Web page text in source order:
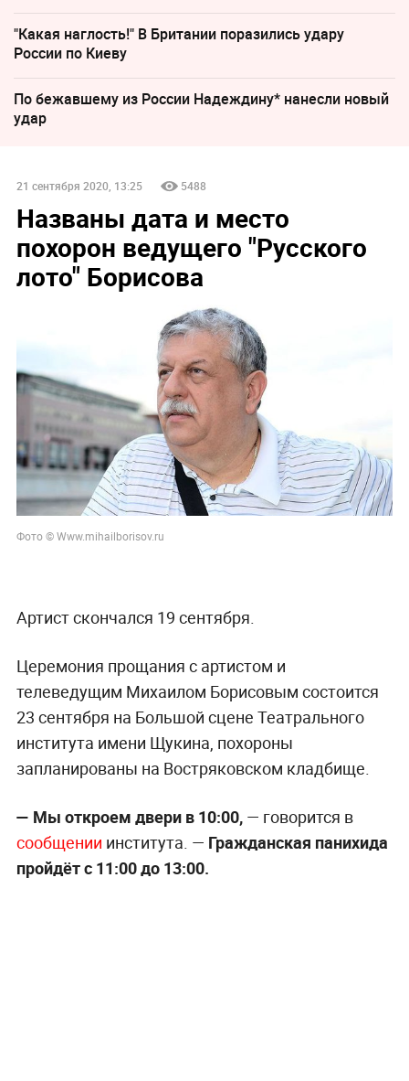
"Какая наглость!" В Британии поразились удару
России по Киеву
По бежавшему из России Надеждину* нанесли новый
удар
21 сентября 2020, 13:25 5488
Названы дата и место
похорон ведущего "Русского
лото" Борисова
Фото © Www.mihailborisov.ru
Артист скончался 19 сентября.
Церемония прощания с артистом и
телеведущим Михаилом Борисовым состоится
23 сентября на Большой сцене Театрального
института имени Щукина, похороны
запланированы на Востряковском кладбище.
— Мы откроем двери в 10:00, — говорится в
сообщении института. — Гражданская панихида
пройдёт с 11:00 до 13:00.